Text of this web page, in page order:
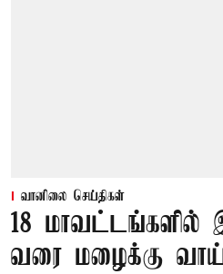
வானிலை செய்திகள்
18 மாவட்டங்களில்
வரை மழைக்கு